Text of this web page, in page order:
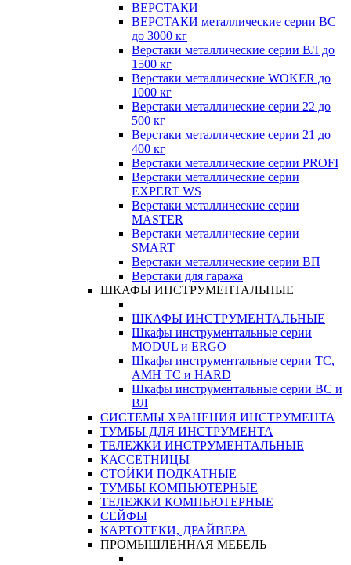
ВЕРСТАКИ
ВЕРСТАКИ металлические серии ВС
до 3000 кг
Верстаки металлические серии ВЛ до
1500 кг
Верстаки металлические WOKER до
1000 кг
Верстаки металлические серии 22 до
500 кг
Верстаки металлические серии 21 до
400 кг
Верстаки металлические серии PROFI
Верстаки металлические серии
EXPERT WS
Верстаки металлические серии
MASTER
Верстаки металлические серии
SMART
Верстаки металлические серии ВП
Верстаки для гаража
ШКАФЫ ИНСТРУМЕНТАЛЬНЫЕ
ШКАФЫ ИНСТРУМЕНТАЛЬНЫЕ
Шкафы инструментальные серии
MODUL и ERGO
Шкафы инструментальные серии ТС,
АМН ТС и HARD
Шкафы инструментальные серии ВС и
ВЛ
СИСТЕМЫ ХРАНЕНИЯ ИНСТРУМЕНТА
ТУМБЫ ДЛЯ ИНСТРУМЕНТА
ТЕЛЕЖКИ ИНСТРУМЕНТАЛЬНЫЕ
КАССЕТНИЦЫ
СТОЙКИ ПОДКАТНЫЕ
ТУМБЫ КОМПЬЮТЕРНЫЕ
ТЕЛЕЖКИ КОМПЬЮТЕРНЫЕ
СЕЙФЫ
КАРТОТЕКИ, ДРАЙВЕРА
ПРОМЫШЛЕННАЯ МЕБЕЛЬ